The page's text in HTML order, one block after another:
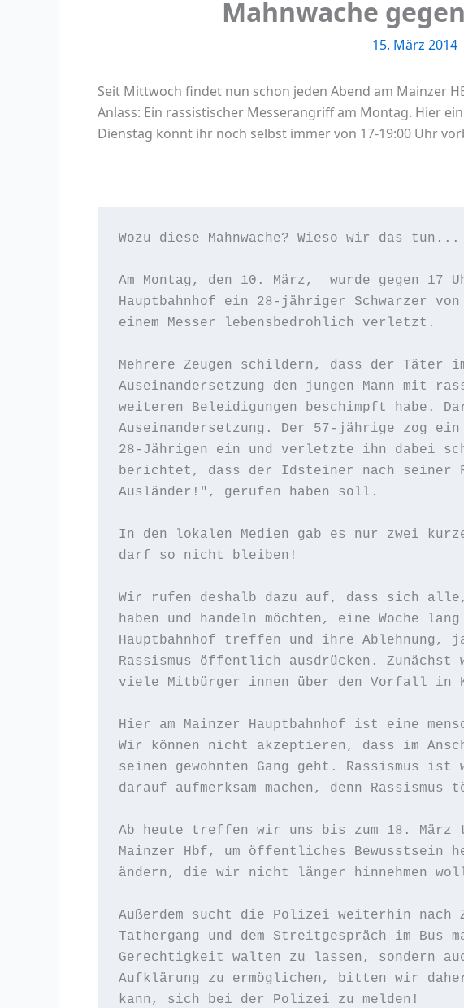
Mahnwache
15. März 2014
Seit Mittwoch findet nun schon jeden Abend am Mainzer
Anlass: Ein rassistischer Messerangriff am Montag. Hier
Dienstag könnt ihr noch selbst immer von 17-19:00 Uhr
Wozu diese Mahnwache? Wieso wir das tun...
Am Montag, den 10. März,  wurde gegen 17
Hauptbahnhof ein 28-jähriger Schwarzer
einem Messer lebensbedrohlich verletzt.
Mehrere Zeugen schildern, dass der Täter
Auseinandersetzung den jungen Mann mit
weiteren Beleidigungen beschimpft habe.
Auseinandersetzung. Der 57-jährige zog
28-Jährigen ein und verletzte ihn dabei
berichtet, dass der Idsteiner nach seiner
Ausländer!", gerufen haben soll.
In den lokalen Medien gab es nur zwei
darf so nicht bleiben!
Wir rufen deshalb dazu auf, dass sich alle,
haben und handeln möchten, eine Woche
Hauptbahnhof treffen und ihre Ablehnung,
Rassismus öffentlich ausdrücken.
viele Mitbürger_innen über den Vorfall in
Hier am Mainzer Hauptbahnhof ist eine
Wir können nicht akzeptieren, dass im
seinen gewohnten Gang geht. Rassismus
darauf aufmerksam machen, denn
Ab heute treffen wir uns bis zum 18. März
Mainzer Hbf, um öffentliches Bewusstsein
ändern, die wir nicht länger hinnehmen
Außerdem sucht die Polizei weiterhin nach
Tathergang und dem Streitgespräch im Bus
Gerechtigkeit walten zu lassen, sondern
Aufklärung zu ermöglichen, bitten wir
kann, sich bei der Polizei zu melden!